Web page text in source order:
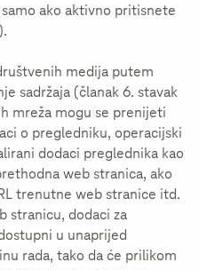
ako aktivno pritisnete
medija putem
sadržaja (članak 6. stavak
mreža mogu se prenijeti
o pregledniku, operacijski
dodaci preglednika kao
web stranica, ako
trenutne web stranice itd.
stranicu, dodaci za
u unaprijed
rada, tako da će prilikom